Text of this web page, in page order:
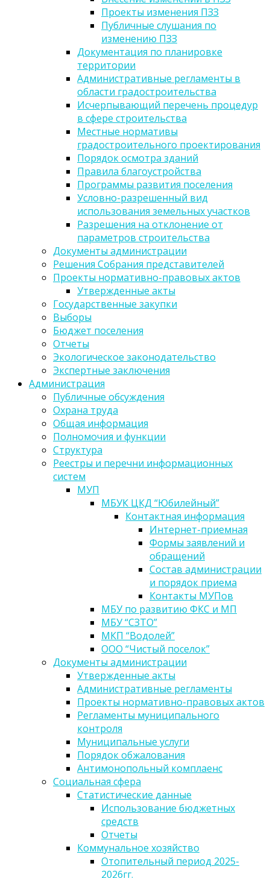
Проекты изменения ПЗЗ
Публичные слушания по
изменению ПЗЗ
Документация по планировке
территории
Административные регламенты в
области градостроительства
Исчерпывающий перечень процедур
в сфере строительства
Местные нормативы
градостроительного проектирования
Порядок осмотра зданий
Правила благоустройства
Программы развития поселения
Условно-разрешенный вид
использования земельных участков
Разрешения на отклонение от
параметров строительства
Документы администрации
Решения Собрания представителей
Проекты нормативно-правовых актов
Утвержденные акты
Государственные закупки
Выборы
Бюджет поселения
Отчеты
Экологическое законодательство
Экспертные заключения
Администрация
Публичные обсуждения
Охрана труда
Общая информация
Полномочия и функции
Структура
Реестры и перечни информационных
систем
МУП
МБУК ЦКД “Юбилейный”
Контактная информация
Интернет-приемная
Формы заявлений и
обращений
Состав администрации
и порядок приема
Контакты МУПов
МБУ по развитию ФКС и МП
МБУ “СЗТО”
МКП “Водолей”
ООО “Чистый поселок”
Документы администрации
Утвержденные акты
Административные регламенты
Проекты нормативно-правовых актов
Регламенты муниципального
контроля
Муниципальные услуги
Порядок обжалования
Антимонопольный комплаенс
Социальная сфера
Статистические данные
Использование бюджетных
средств
Отчеты
Коммунальное хозяйство
Отопительный период 2025-
2026гг.